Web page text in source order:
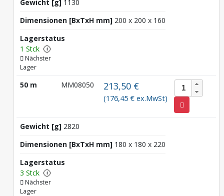
Gewicht [g] 1130
Dimensionen [BxTxH mm] 200 x 200 x 160
Lagerstatus
1 Stck
i
Nächster
Lager
50 m MM08050 213,50 €
(176,45 € ex.MwSt)
Gewicht [g] 2820
Dimensionen [BxTxH mm] 180 x 180 x 220
Lagerstatus
3 Stck
i
Nächster
Lager